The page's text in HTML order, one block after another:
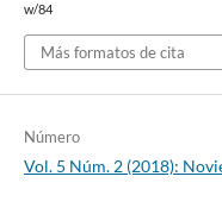
w/84
Más formatos de cita
Número
Vol. 5 Núm. 2 (2018):